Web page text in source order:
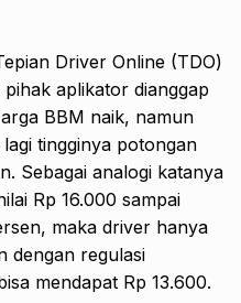
Driver Online (TDO)
aplikator dianggap
BBM naik, namun
tingginya potongan
Sebagai analogi katanya
Rp 16.000 sampai
maka driver hanya
dengan regulasi
mendapat Rp 13.600.